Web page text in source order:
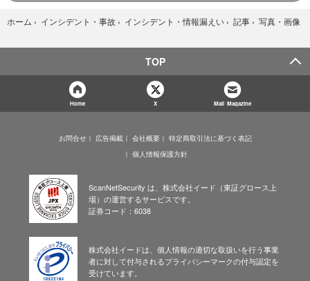
ホーム › インシデント・事故 › インシデント・情報漏えい › 記事 › 写真・画像
TOP
Home X Mail Magazine
お問合せ 広告掲載 会社概要
特定商取引法に基づく表記
個人情報保護方針
ScanNetSecurity は、株式会社イード（東証グロース上
場）の運営するサービスです。
証券コード：6038
株式会社イードは、個人情報の適切な取扱いを行う事業
者に対して付与されるプライバシーマークの付与認定を
受けています。